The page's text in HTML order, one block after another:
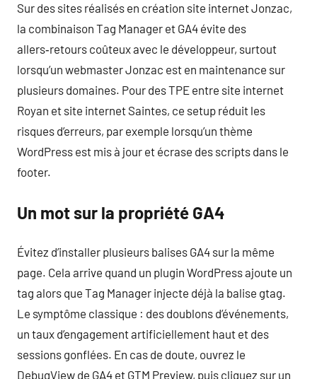
Sur des sites réalisés en création site internet Jonzac,
la combinaison Tag Manager et GA4 évite des
allers‑retours coûteux avec le développeur, surtout
lorsqu’un webmaster Jonzac est en maintenance sur
plusieurs domaines. Pour des TPE entre site internet
Royan et site internet Saintes, ce setup réduit les
risques d’erreurs, par exemple lorsqu’un thème
WordPress est mis à jour et écrase des scripts dans le
footer.
Un mot sur la propriété GA4
Évitez d’installer plusieurs balises GA4 sur la même
page. Cela arrive quand un plugin WordPress ajoute un
tag alors que Tag Manager injecte déjà la balise gtag.
Le symptôme classique : des doublons d’événements,
un taux d’engagement artificiellement haut et des
sessions gonflées. En cas de doute, ouvrez le
DebugView de GA4 et GTM Preview, puis cliquez sur un